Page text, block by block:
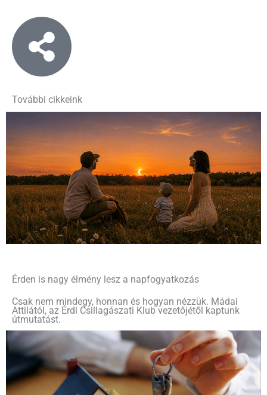
További cikkeink
Érden is nagy élmény lesz a napfogyatkozás
Csak nem mindegy, honnan és hogyan nézzük. Mádai
Attilától, az Érdi Csillagászati Klub vezetőjétől kaptunk
útmutatást.